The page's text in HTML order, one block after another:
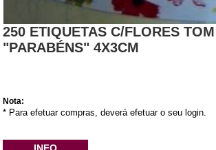
250 ETIQUETAS C/FLORES
"PARABÉNS" 4X3CM
Nota:
* Para efetuar compras, deverá efetuar o seu login.